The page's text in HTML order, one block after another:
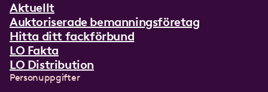
Aktuellt
Auktoriserade bemanningsföretag
Hitta ditt fackförbund
LO Fakta
LO Distribution
Personuppgifter